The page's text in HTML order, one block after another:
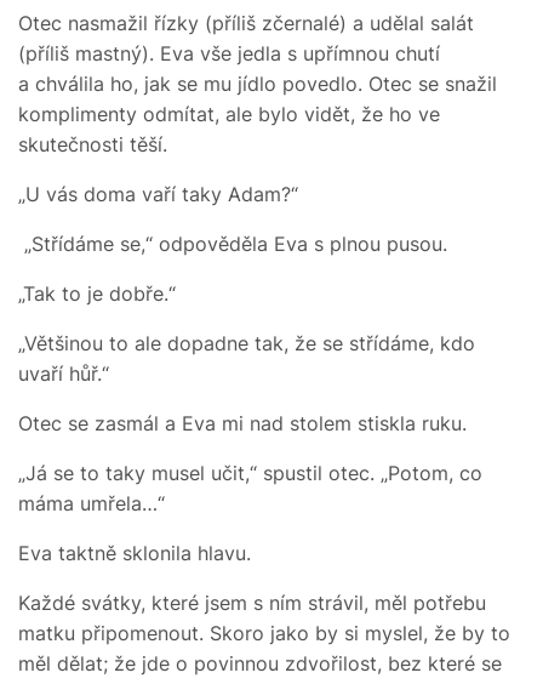
Otec nasmažil řízky (příliš zčernalé) a udělal salát
(příliš mastný). Eva vše jedla s upřímnou chutí
a chválila ho, jak se mu jídlo povedlo. Otec se snažil
komplimenty odmítat, ale bylo vidět, že ho ve
skutečnosti těší.
„U vás doma vaří taky Adam?“
„Střídáme se,“ odpověděla Eva s plnou pusou.
„Tak to je dobře.“
„Většinou to ale dopadne tak, že se střídáme, kdo
uvaří hůř.“
Otec se zasmál a Eva mi nad stolem stiskla ruku.
„Já se to taky musel učit,“ spustil otec. „Potom, co
máma umřela…“
Eva taktně sklonila hlavu.
Každé svátky, které jsem s ním strávil, měl potřebu
matku připomenout. Skoro jako by si myslel, že by to
měl dělat; že jde o povinnou zdvořilost, bez které se